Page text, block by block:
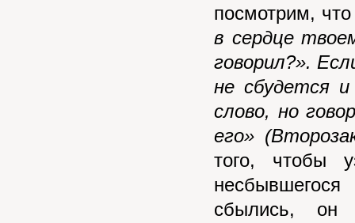
посмотрим,
в сердце
говорил?».
не сбудется
слово, но
его»
того, чтобы
сбылись, он